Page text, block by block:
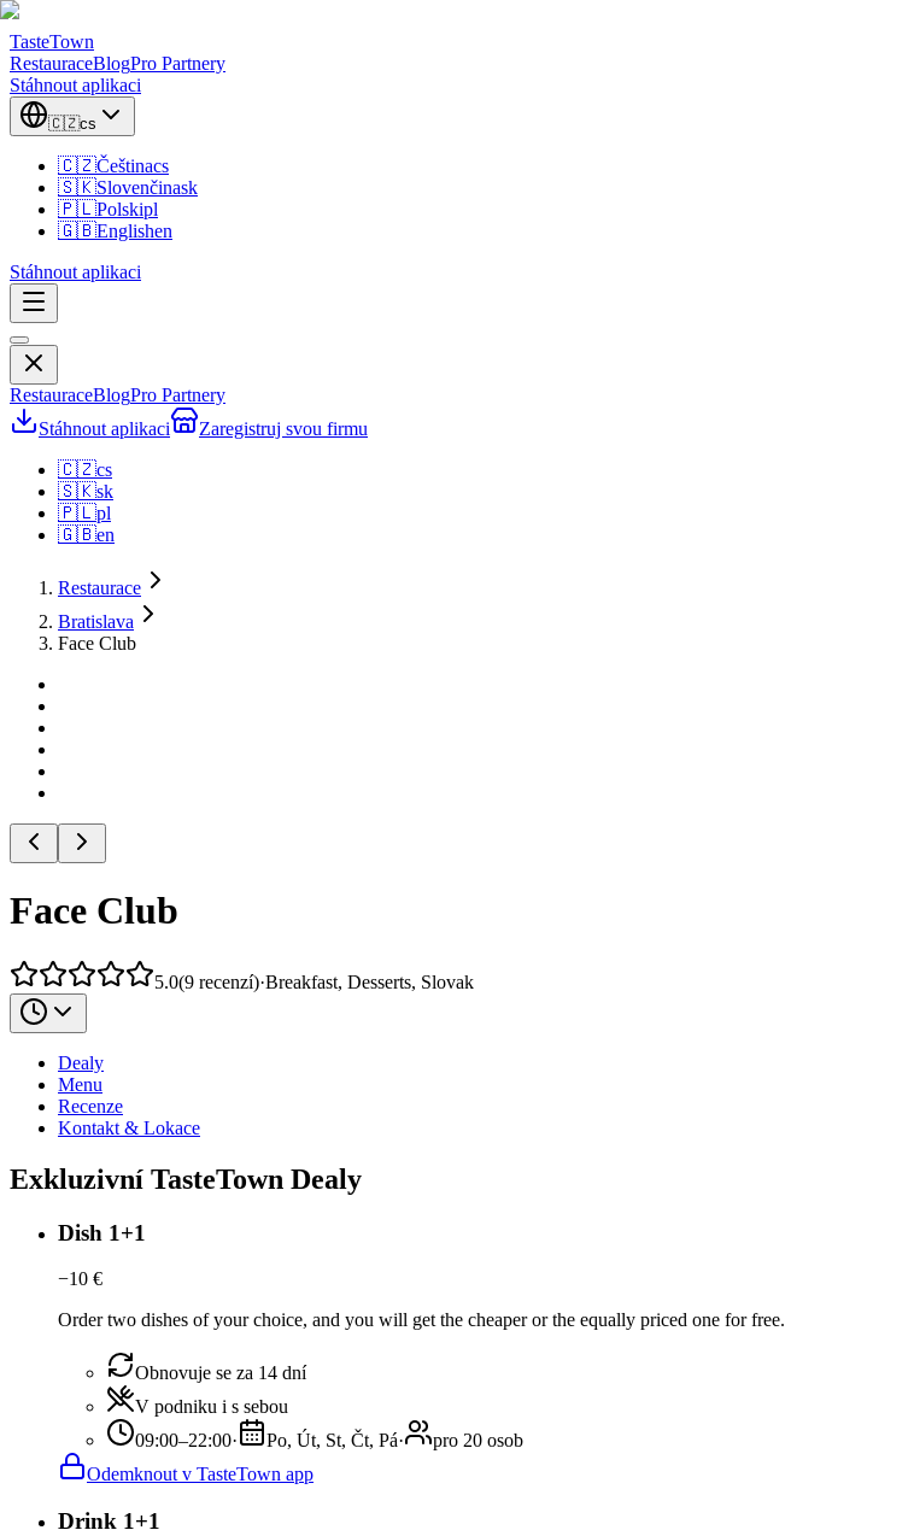
TasteTown
RestauraceBlogPro Partnery
Stáhnout aplikaci
🇨🇿cs
🇨🇿Češtinacs
🇸🇰Slovenčinask
🇵🇱Polskipl
🇬🇧Englishen
Stáhnout aplikaci
RestauraceBlogPro Partnery
Stáhnout aplikaci
Zaregistruj svou firmu
🇨🇿cs
🇸🇰sk
🇵🇱pl
🇬🇧en
Restaurace
Bratislava
Face Club
Face Club
5.0(9 recenzí)·Breakfast, Desserts, Slovak
Dealy
Menu
Recenze
Kontakt & Lokace
Exkluzivní TasteTown Dealy
Dish 1+1
−10 €
Order two dishes of your choice, and you will get the cheaper or the equally priced one for free.
Obnovuje se za 14 dní
V podniku i s sebou
09:00–22:00· Po, Út, St, Čt, Pá·
pro 20 osob
Odemknout v TasteTown app
Drink 1+1